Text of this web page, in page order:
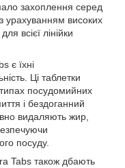
захоплення серед
урахуванням високих
всієї лінійки
є їхні
Ці таблетки
посудомийних
і бездоганний
видаляють жир,
посуду.
Tabs також дбають